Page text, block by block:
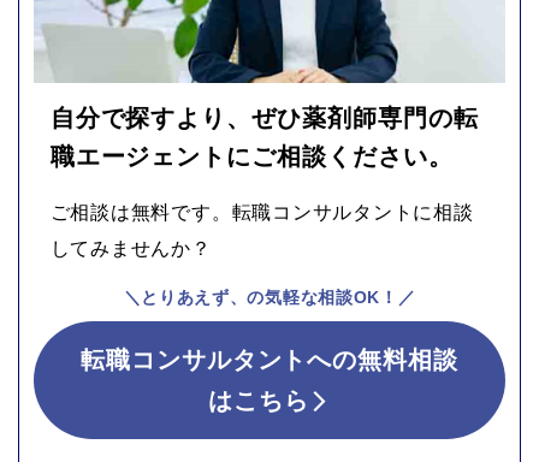
自分で探すより、ぜひ薬剤師専門の転
職エージェントにご相談ください。
ご相談は無料です。転職コンサルタントに相談
してみませんか？
＼とりあえず、の気軽な相談OK！／
転職コンサルタントへの無料相談
はこちら